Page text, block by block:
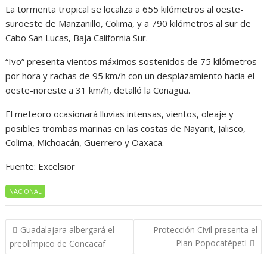
La tormenta tropical se localiza a 655 kilómetros al oeste-
suroeste de Manzanillo, Colima, y a 790 kilómetros al sur de
Cabo San Lucas, Baja California Sur.
“Ivo” presenta vientos máximos sostenidos de 75 kilómetros
por hora y rachas de 95 km/h con un desplazamiento hacia el
oeste-noreste a 31 km/h, detalló la Conagua.
El meteoro ocasionará lluvias intensas, vientos, oleaje y
posibles trombas marinas en las costas de Nayarit, Jalisco,
Colima, Michoacán, Guerrero y Oaxaca.
Fuente: Excelsior
NACIONAL
Navegación
de
entradas
Guadalajara albergará el
preolímpico de Concacaf
Protección Civil presenta el
Plan Popocatépetl